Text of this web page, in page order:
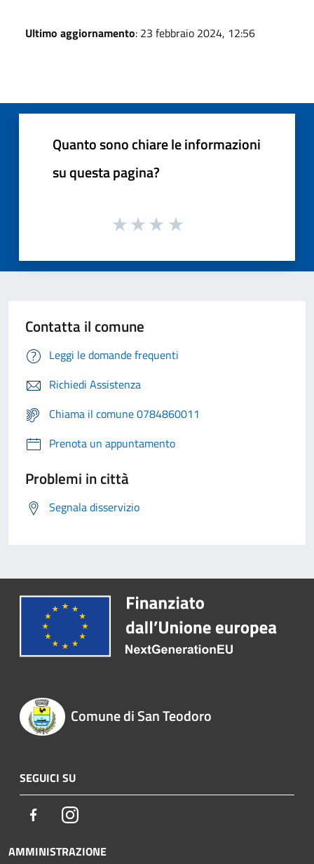
Ultimo aggiornamento: 23 febbraio 2024, 12:56
Quanto sono chiare le informazioni
su questa pagina?
Contatta il comune
Leggi le domande frequenti
Richiedi Assistenza
Chiama il comune 0784860011
Prenota un appuntamento
Problemi in città
Segnala disservizio
Comune di San Teodoro
SEGUICI SU
FacebookInstagram
AMMINISTRAZIONE